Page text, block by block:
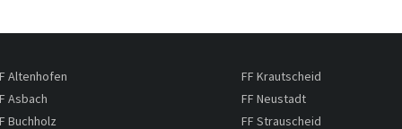
Altenhofen
Asbach
Buchholz
FF Krautscheid
FF Neustadt
FF Strauscheid